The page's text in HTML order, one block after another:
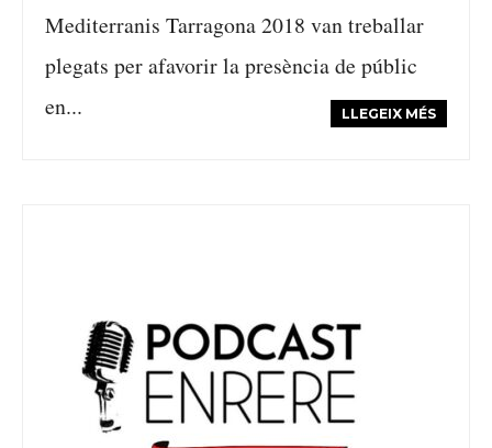
Mediterranis Tarragona 2018 van treballar
plegats per afavorir la presència de públic
en...
LLEGEIX MÉS